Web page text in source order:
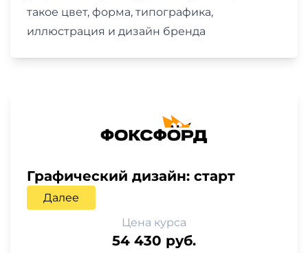
такое цвет, форма, типографика,
иллюстрация и дизайн бренда
Графический дизайн: старт
Далее
Цена курса
54 430 руб.